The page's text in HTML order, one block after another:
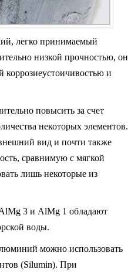
легко принимаемый
низкой прочностью, он
коррозиеустоичивостью и
повысить за счет
некоторых элементов.
вид и почти также
сравнимую с мягкой
лишь некоторые из
3 и AlMg 1 обладают
воды.
можно использовать
(Silumin). При